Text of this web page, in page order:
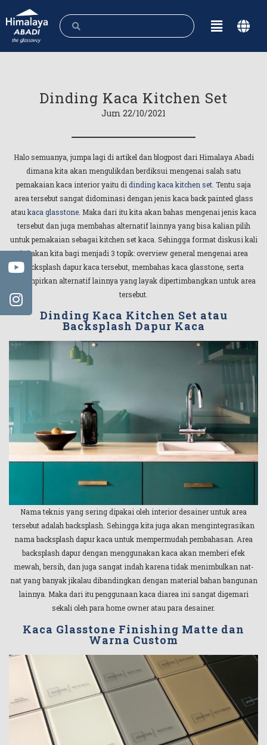
Dinding Kaca Kitchen Set
Jum 22/10/2021
Halo semuanya, jumpa lagi di artikel dan blogpost dari Himalaya Abadi
dimana kita akan mengulikdan berdiksui mengenai salah satu
pemakaian kaca interior yaitu di dinding kaca kitchen set . Tentu saja
area tersebut sangat didominasi dengan jenis kaca back painted glass
atau kaca glasstone . Maka dari itu kita akan bahas mengenai jenis kaca
tersebut dan juga membahas alternatif lainnya yang bisa kalian pilih
untuk pemakaian sebagai kitchen set kaca. Sehingga format diskusi kali
ini akan kita bagi menjadi 3 topik: overview general mengenai area
backsplash dapur kaca tersebut, membahas kaca glasstone, serta
melampirkan alternatif lainnya yang layak dipertimbangkan untuk area
tersebut.
Dinding Kaca Kitchen Set atau
Backsplash Dapur Kaca
Nama teknis yang sering dipakai oleh interior desainer untuk area
tersebut adalah backsplash. Sehingga kita juga akan mengintegrasikan
nama backsplash dapur kaca untuk mempermudah pembahasan. Area
backsplash dapur dengan menggunakan kaca akan memberi efek
mewah, bersih, dan juga sangat indah karena tidak menimbulkan nat-
nat yang banyak jikalau dibandingkan dengan material bahan bangunan
lainnya. Maka dari itu penggunaan kaca diarea ini sangat digemari
sekali oleh para home owner atau para desainer.
Kaca Glasstone Finishing Matte dan
Warna Custom